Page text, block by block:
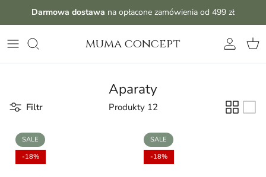
Przejdź do treściDarmowa dostawa na opłacone zamówienia od 499 zł
muma concept Konto
Aparaty
Filtr Produkty 12
SALE
-18%
SALE
-18%